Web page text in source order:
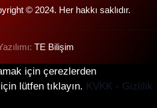
© 2024. Her hakkı saklıdır.
TE Bilişim
için çerezlerden
lütfen tıklayın. KVKK - Gizlilik